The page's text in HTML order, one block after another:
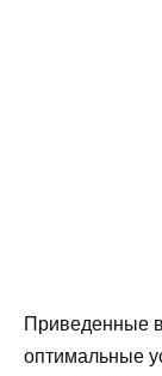
Приведенные
оптимальные